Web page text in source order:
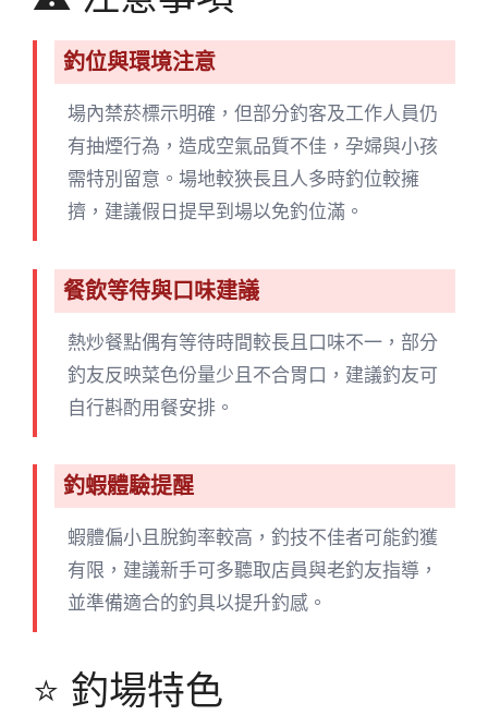
釣位與環境注意
場內禁菸標示明確，但部分釣客及工作人員仍
有抽煙行為，造成空氣品質不佳，孕婦與小孩
需特別留意。場地較狹長且人多時釣位較擁
擠，建議假日提早到場以免釣位滿。
餐飲等待與口味建議
熱炒餐點偶有等待時間較長且口味不一，部分
釣友反映菜色份量少且不合胃口，建議釣友可
自行斟酌用餐安排。
釣蝦體驗提醒
蝦體偏小且脫鉤率較高，釣技不佳者可能釣獲
有限，建議新手可多聽取店員與老釣友指導，
並準備適合的釣具以提升釣感。
⭐ 釣場特色